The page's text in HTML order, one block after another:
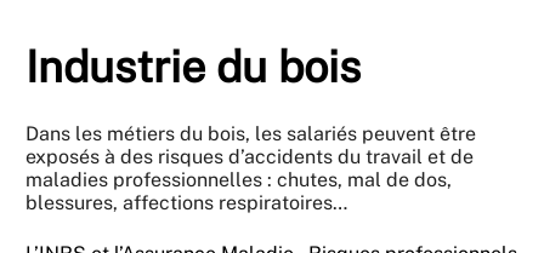
Industrie du bois
Dans les métiers du bois, les salariés peuvent être
exposés à des risques d’accidents du travail et de
maladies professionnelles : chutes, mal de dos,
blessures, affections respiratoires…